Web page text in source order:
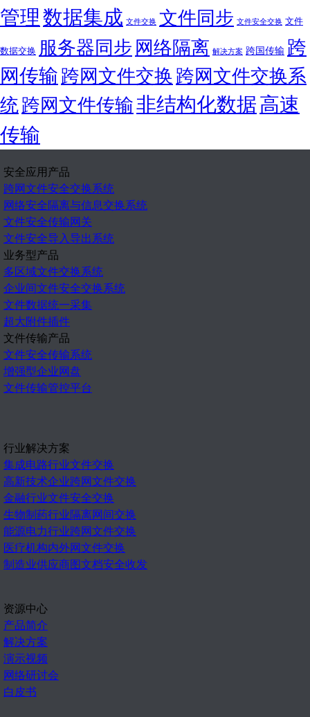
管理数据集成 文件交换 文件同步 文件安全交换 文件
数据交换 服务器同步网络隔离 解决方案 跨国传输 跨
网传输跨网文件交换跨网文件交换系
统跨网文件传输非结构化数据高速
传输
安全应用产品
跨网文件安全交换系统
网络安全隔离与信息交换系统
文件安全传输网关
文件安全导入导出系统
业务型产品
多区域文件交换系统
企业间文件安全交换系统
文件数据统一采集
超大附件插件
文件传输产品
文件安全传输系统
增强型企业网盘
文件传输管控平台
行业解决方案
集成电路行业文件交换
高新技术企业跨网文件交换
金融行业文件安全交换
生物制药行业隔离网间交换
能源电力行业跨网文件交换
医疗机构内外网文件交换
制造业供应商图文档安全收发
资源中心
产品简介
解决方案
演示视频
网络研讨会
白皮书